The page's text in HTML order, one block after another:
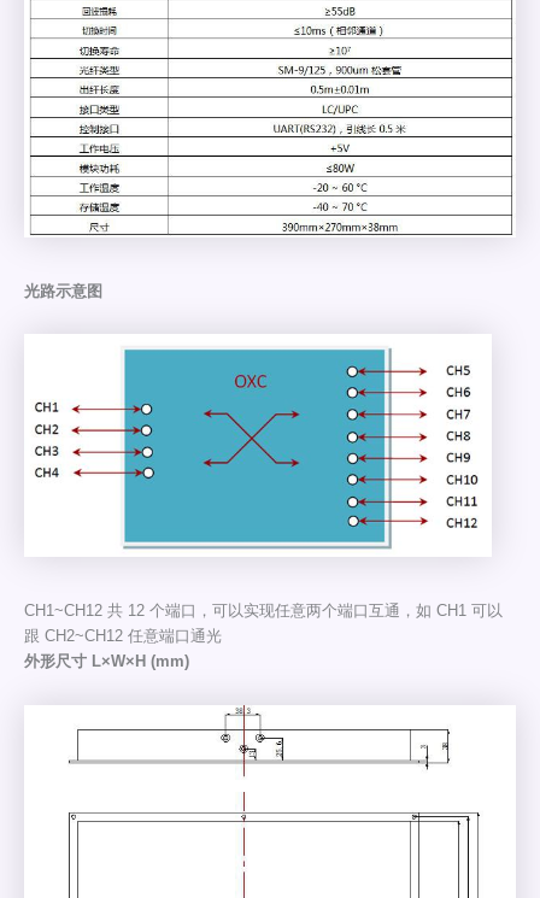
光路示意图
CH1~CH12 共 12 个端口，可以实现任意两个端口互通，如 CH1 可以
跟 CH2~CH12 任意端口通光
外形尺寸 L×W×H (mm)